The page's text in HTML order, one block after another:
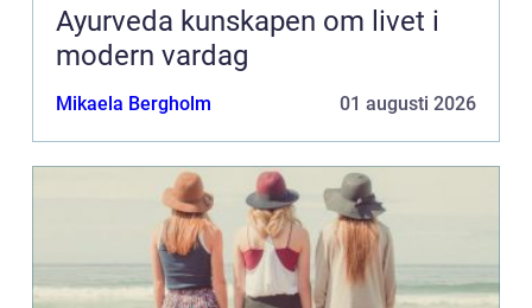
Ayurveda kunskapen om livet i
modern vardag
Mikaela Bergholm 01 augusti 2026